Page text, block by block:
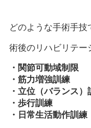
どのような手術手技
術後のリハビリテー
・関節可動域制限
・筋力増強訓練
・立位（バランス）
・歩行訓練
・日常生活動作訓練